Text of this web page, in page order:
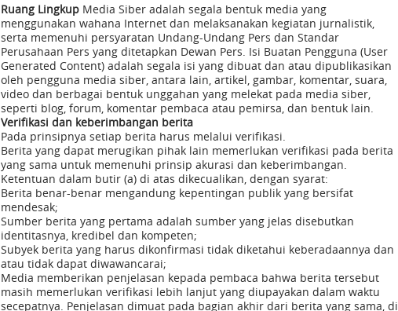
Ruang LingkupMedia Siber adalah segala bentuk media yang
menggunakan wahana Internet dan melaksanakan kegiatan jurnalistik,
serta memenuhi persyaratan Undang-Undang Pers dan Standar
Perusahaan Pers yang ditetapkan Dewan Pers. Isi Buatan Pengguna (User
Generated Content) adalah segala isi yang dibuat dan atau dipublikasikan
oleh pengguna media siber, antara lain, artikel, gambar, komentar, suara,
video dan berbagai bentuk unggahan yang melekat pada media siber,
seperti blog, forum, komentar pembaca atau pemirsa, dan bentuk lain.
Verifikasi dan keberimbangan berita
Pada prinsipnya setiap berita harus melalui verifikasi.
Berita yang dapat merugikan pihak lain memerlukan verifikasi pada berita
yang sama untuk memenuhi prinsip akurasi dan keberimbangan.
Ketentuan dalam butir (a) di atas dikecualikan, dengan syarat:
Berita benar-benar mengandung kepentingan publik yang bersifat
mendesak;
Sumber berita yang pertama adalah sumber yang jelas disebutkan
identitasnya, kredibel dan kompeten;
Subyek berita yang harus dikonfirmasi tidak diketahui keberadaannya dan
atau tidak dapat diwawancarai;
Media memberikan penjelasan kepada pembaca bahwa berita tersebut
masih memerlukan verifikasi lebih lanjut yang diupayakan dalam waktu
secepatnya. Penjelasan dimuat pada bagian akhir dari berita yang sama, di